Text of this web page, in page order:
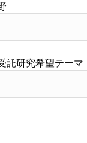
託研究希望テーマ